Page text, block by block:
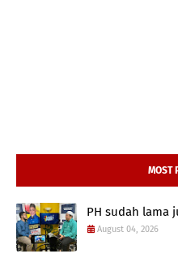
MOST
PH sudah lama
August 04, 2026